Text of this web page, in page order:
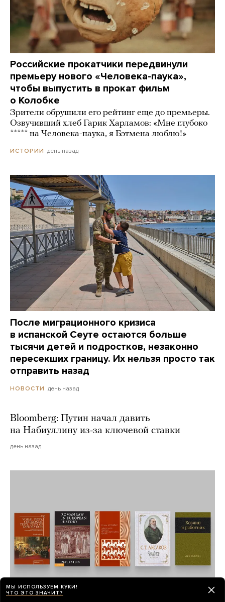
Российские прокатчики передвинули
премьеру нового «Человека-паука»,
чтобы выпустить в прокат фильм
о Колобке
Зрители обрушили его рейтинг еще до премьеры.
Озвучивший хлеб Гарик Харламов: «Мне глубоко
***** на Человека-паука, я Бэтмена люблю!»
ИСТОРИИ день назад
После миграционного кризиса
в испанской Сеуте остаются больше
тысячи детей и подростков, незаконно
пересекших границу. Их нельзя просто так
отправить назад
НОВОСТИ день назад
Bloomberg: Путин начал давить
на Набиуллину из-за ключевой ставки
день назад
МЫ ИСПОЛЬЗУЕМ КУКИ!
ЧТО ЭТО ЗНАЧИТ?